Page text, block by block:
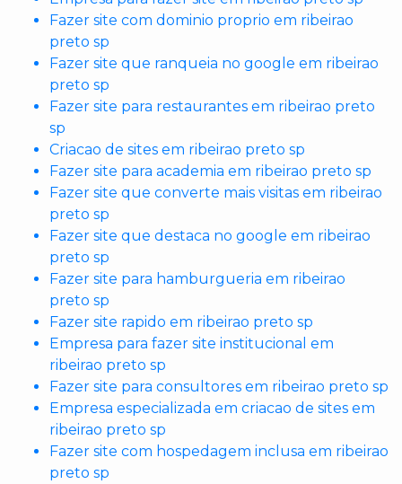
Fazer site com dominio proprio em ribeirao
preto sp
Fazer site que ranqueia no google em ribeirao
preto sp
Fazer site para restaurantes em ribeirao preto
sp
Criacao de sites em ribeirao preto sp
Fazer site para academia em ribeirao preto sp
Fazer site que converte mais visitas em ribeirao
preto sp
Fazer site que destaca no google em ribeirao
preto sp
Fazer site para hamburgueria em ribeirao
preto sp
Fazer site rapido em ribeirao preto sp
Empresa para fazer site institucional em
ribeirao preto sp
Fazer site para consultores em ribeirao preto sp
Empresa especializada em criacao de sites em
ribeirao preto sp
Fazer site com hospedagem inclusa em ribeirao
preto sp